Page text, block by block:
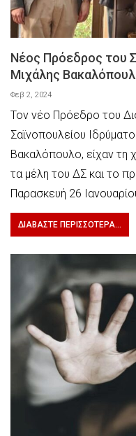
Νέος Πρόεδρος του
Μιχάλης
Φεβ 2, 2024
Τον νέο Πρόεδρο του
Σαϊνοπουλείου
Βακαλόπουλο, είχαν τη
τα μέλη του ΔΣ και το
Παρασκευή 26
ΔΙΑΒΆΣΤΕ ΠΕΡΙΣΣΌΤΕΡΑ...